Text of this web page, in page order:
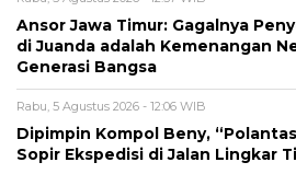
Ansor Jawa Timur: Gagalnya
di Juanda adalah Kemenangan
Generasi Bangsa
Rabu, 5 Agustus 2026 - 12:06 WIB
Dipimpin Kompol Beny,
Sopir Ekspedisi di Jalan Lingkar